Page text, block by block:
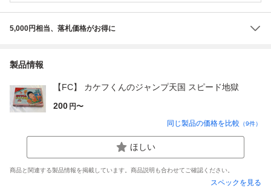
5,000円相当、落札価格がお得に
製品情報
【FC】 カケフくんのジャンプ天国 スピード地獄
200 円〜
同じ製品の価格を比較 （9件）
ほしい
商品と関連する製品情報を掲載しています。商品説明も合わせてご確認ください。
スペックを見る